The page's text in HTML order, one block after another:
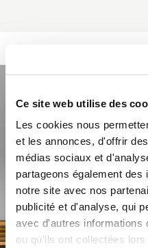
Ce site web utilise des
Les cookies nous
et les annonces, d'offrir
médias sociaux et
partageons également
notre site avec nos
publicité et d'analyse, qui
avec d'autres informations
ou qu'ils ont collectées